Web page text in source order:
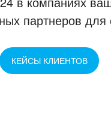
партнеров для
КЕЙСЫ КЛИЕНТОВ